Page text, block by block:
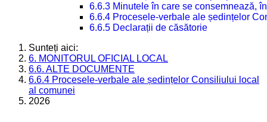
6.6.3 Minutele în care se consemnează,
6.6.4 Procesele-verbale ale ședințelor
6.6.5 Declarații de căsătorie
Sunteți aici:
6. MONITORUL OFICIAL LOCAL
6.6. ALTE DOCUMENTE
6.6.4 Procesele-verbale ale ședințelor Consiliului local
al comunei
2026